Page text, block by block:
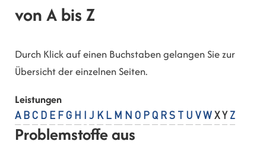
von A bis Z
Durch Klick auf einen Buchstaben gelangen Sie zur
Übersicht der einzelnen Seiten.
Leistungen
A B C D E F G H J K L M N O P Q R S U V W X Y Z
Problemstoffe aus